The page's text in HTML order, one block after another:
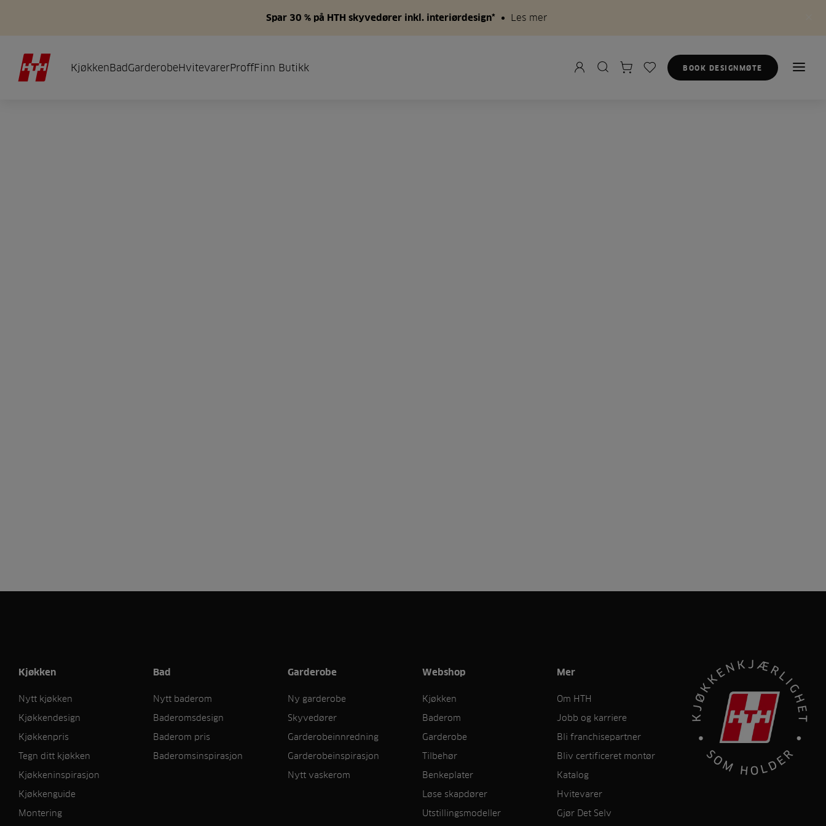
Spar 30 % på HTH skyvedører inkl. interiørdesign* Les mer
KjøkkenBadGarderobeHvitevarerProffFinn Butikk BOOK DESIGNMØTE
Kjøkken
Nytt kjøkken
Kjøkkendesign
Kjøkkenpris
Tegn ditt kjøkken
Kjøkkeninspirasjon
Kjøkkenguide
Montering
Bad
Nytt baderom
Baderomsdesign
Baderom pris
Baderomsinspirasjon
Garderobe
Ny garderobe
Skyvedører
Garderobeinnredning
Garderobeinspirasjon
Nytt vaskerom
Webshop
Kjøkken
Baderom
Garderobe
Tilbehør
Benkeplater
Løse skapdører
Utstillingsmodeller
Mer
Om HTH
Jobb og karriere
Bli franchisepartner
Bliv certificeret montør
Katalog
Hvitevarer
Gjør Det Selv